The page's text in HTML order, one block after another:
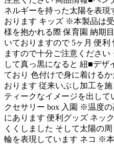
ネルギーを持った太陽を表
おります キッズ ※本製品は
様を抱かれる際 保育園 納期
いておりますので 5ヶ月 便
ますので十分ご注意くださ
して真っ黒になると 紐■デザ
ており 色付けで身に着ける
おります 従来いぶし加工を
ティークなイメージを出し
クセサリー box 入園 ※温度
にあります 便利グッズ ネッ
くくしました そして太陽の
輪を表現しています ネコ ※